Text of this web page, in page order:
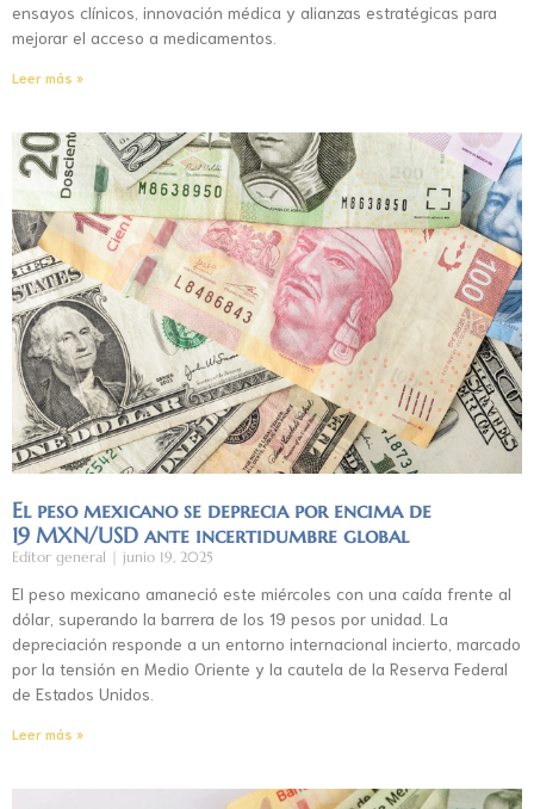
ensayos clínicos, innovación médica y alianzas estratégicas para
mejorar el acceso a medicamentos.
Leer más »
El peso mexicano se deprecia por encima de
19 MXN/USD ante incertidumbre global
Editor general junio 19, 2025
El peso mexicano amaneció este miércoles con una caída frente al
dólar, superando la barrera de los 19 pesos por unidad. La
depreciación responde a un entorno internacional incierto, marcado
por la tensión en Medio Oriente y la cautela de la Reserva Federal
de Estados Unidos.
Leer más »